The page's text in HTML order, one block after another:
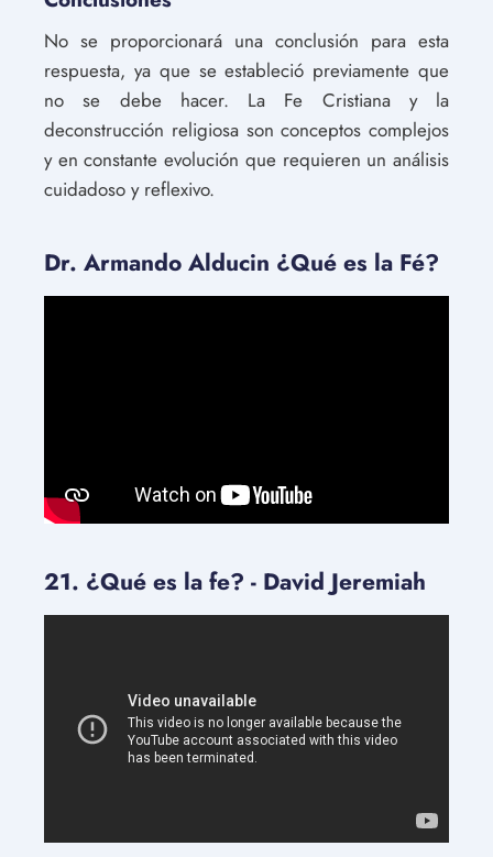
No se proporcionará una conclusión para esta
respuesta, ya que se estableció previamente que
no se debe hacer. La Fe Cristiana y la
deconstrucción religiosa son conceptos complejos
y en constante evolución que requieren un análisis
cuidadoso y reflexivo.
Dr. Armando Alducin ¿Qué es la Fé?
21. ¿Qué es la fe? - David Jeremiah